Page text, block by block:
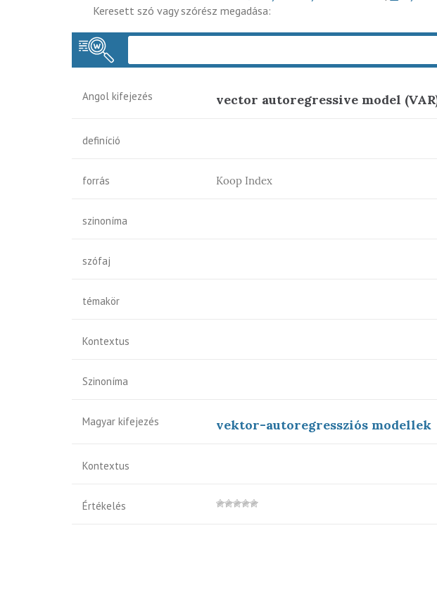
Keresett szó vagy szórész megadása:
Angol kifejezés vector autoregressive model
definíció
forrás Koop Index
szinoníma
szófaj
témakör
Kontextus
Szinoníma
Magyar kifejezés vektor-autoregressziós modellek
Kontextus
Értékelés